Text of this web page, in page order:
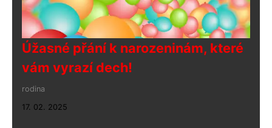
Úžasné přání k narozeninám, které
vám vyrazí dech!
rodina
17. 02. 2025